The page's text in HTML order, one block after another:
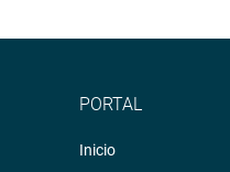
PORTAL
Inicio